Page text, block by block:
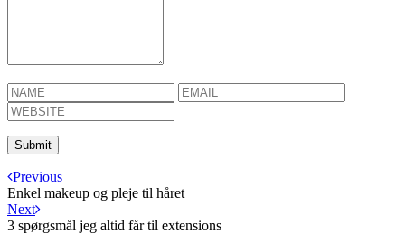
Previous
Enkel makeup og pleje til håret
Next
3 spørgsmål jeg altid får til extensions